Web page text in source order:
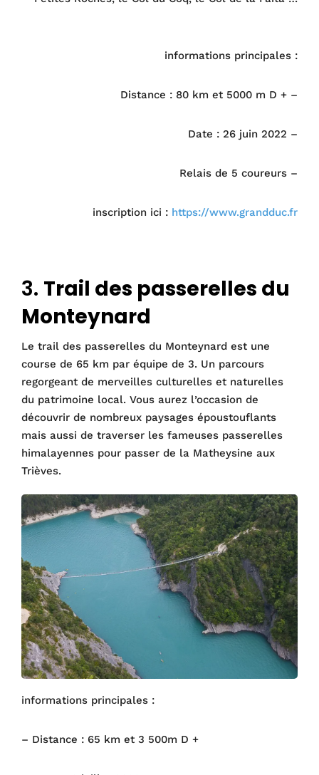
informations principales :
Distance : 80 km et 5000 m D + –
Date : 26 juin 2022 –
Relais de 5 coureurs –
inscription ici : https://www.grandduc.fr
3. Trail des passerelles du
Monteynard
Le trail des passerelles du Monteynard est une
course de 65 km par équipe de 3. Un parcours
regorgeant de merveilles culturelles et naturelles
du patrimoine local. Vous aurez l’occasion de
découvrir de nombreux paysages époustouflants
mais aussi de traverser les fameuses passerelles
himalayennes pour passer de la Matheysine aux
Trièves.
informations principales :
– Distance : 65 km et 3 500m D +